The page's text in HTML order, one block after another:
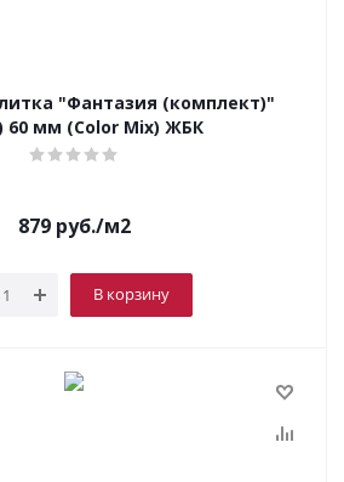
"Фантазия (комплект)"
60 мм (Color Mix) ЖБК
879 руб./м2
В корзину